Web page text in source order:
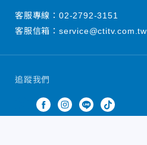
追蹤我們
客服專線： 02-2792-3151
客服信箱： service@ctitv.com.tw